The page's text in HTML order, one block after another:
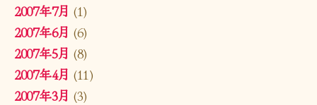
2007年7月 (1)
2007年6月 (6)
2007年5月 (8)
2007年4月 (11)
2007年3月 (3)